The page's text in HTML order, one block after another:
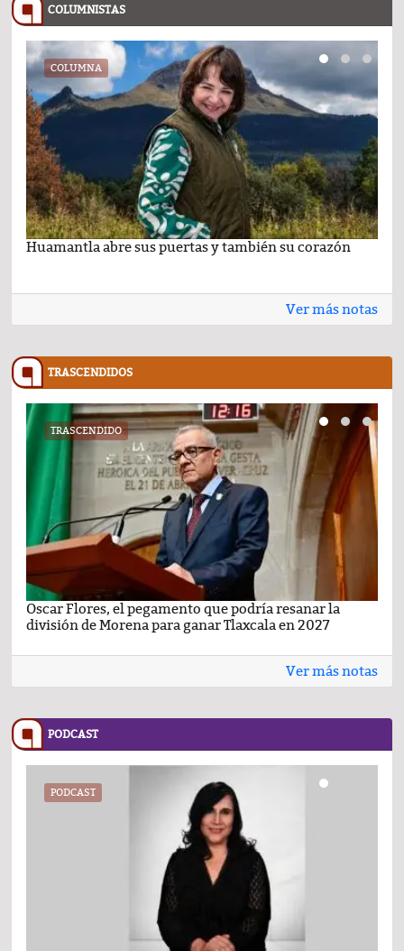
COLUMNISTAS
COLUMNA
Huamantla abre sus puertas y también su corazón
Ver más notas
TRASCENDIDOS
TRASCENDIDO
Oscar Flores, el pegamento que podría resanar la
división de Morena para ganar Tlaxcala en 2027
Ver más notas
PODCAST
PODCAST